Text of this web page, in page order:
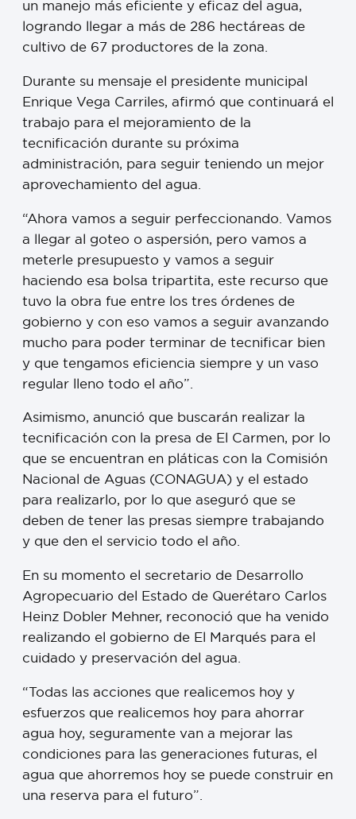
un manejo más eficiente y eficaz del agua,
logrando llegar a más de 286 hectáreas de
cultivo de 67 productores de la zona.
Durante su mensaje el presidente municipal
Enrique Vega Carriles, afirmó que continuará el
trabajo para el mejoramiento de la
tecnificación durante su próxima
administración, para seguir teniendo un mejor
aprovechamiento del agua.
“Ahora vamos a seguir perfeccionando. Vamos
a llegar al goteo o aspersión, pero vamos a
meterle presupuesto y vamos a seguir
haciendo esa bolsa tripartita, este recurso que
tuvo la obra fue entre los tres órdenes de
gobierno y con eso vamos a seguir avanzando
mucho para poder terminar de tecnificar bien
y que tengamos eficiencia siempre y un vaso
regular lleno todo el año”.
Asimismo, anunció que buscarán realizar la
tecnificación con la presa de El Carmen, por lo
que se encuentran en pláticas con la Comisión
Nacional de Aguas (CONAGUA) y el estado
para realizarlo, por lo que aseguró que se
deben de tener las presas siempre trabajando
y que den el servicio todo el año.
En su momento el secretario de Desarrollo
Agropecuario del Estado de Querétaro Carlos
Heinz Dobler Mehner, reconoció que ha venido
realizando el gobierno de El Marqués para el
cuidado y preservación del agua.
“Todas las acciones que realicemos hoy y
esfuerzos que realicemos hoy para ahorrar
agua hoy, seguramente van a mejorar las
condiciones para las generaciones futuras, el
agua que ahorremos hoy se puede construir en
una reserva para el futuro”.